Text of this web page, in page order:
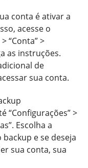
conta é ativar a
acesse o
“Conta” >
as instruções.
de
sua conta.
“Configurações” >
Escolha a
e se deseja
sua conta, sua